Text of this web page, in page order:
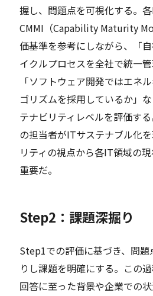
握し、問題点を可視化する。
CMMI（Capability Maturity
価基準を参考にしながら、「
イクルプロセスを全社で統一
「ソフトウェア開発ではエネ
ゴリズムを採用しているか」
テナビリティレベルを評価す
の担当者がITサステナブル化
リティの視点から各IT領域の
重要だ。
Step2：課題深掘り
Step1での評価に基づき、問
りし課題を明確にする。この過
回答に至った背景や企業での